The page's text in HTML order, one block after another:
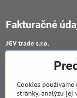
Fakturačné
JGV trade s​.r​.o​.
DIČ : 20223652906
IČ DPH : SK
Cookies
stránky, analýzu jej